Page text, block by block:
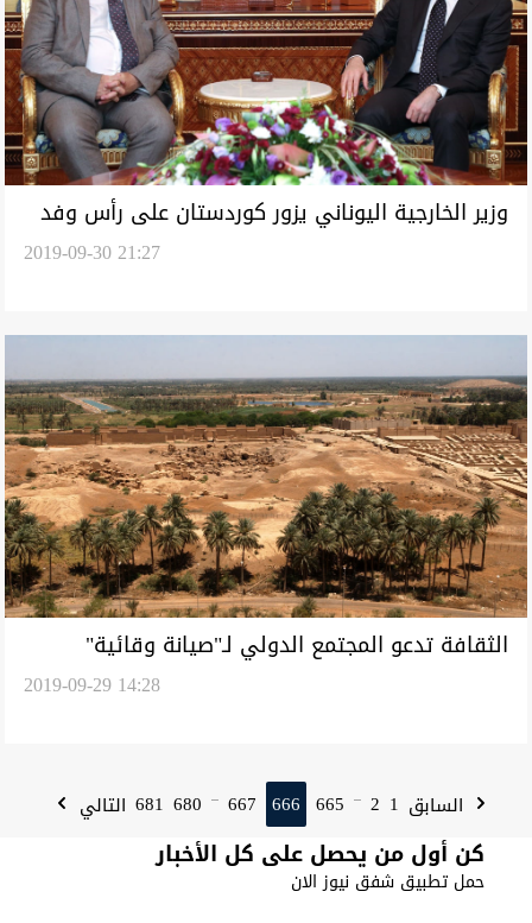
وزير الخارجية اليوناني يزور كوردستان على رأس وفد
2019-09-30 21:27
الثقافة تدعو المجتمع الدولي لـ"صيانة وقائية"
2019-09-29 14:28
السابق 1
2
...
665
666
667
...
680
681 التالي
كن أول من يحصل على كل الأخبار
حمل تطبيق شفق نيوز الان